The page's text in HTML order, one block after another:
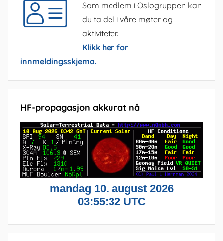
Som medlem i Oslogruppen kan
du ta del i våre møter og
aktiviteter.
Klikk her for
innmeldingsskjema.
HF-propagasjon akkurat nå